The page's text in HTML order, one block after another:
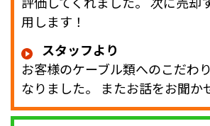
用します！
スタッフより
お客様のケーブル類へのこだわ
なりました。 またお話をお聞か